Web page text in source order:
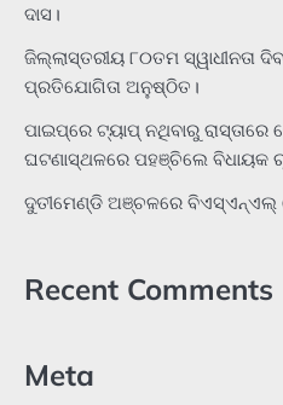
ଦାସ।
ଜିଲ୍ଲାସ୍ତରୀୟ ୮୦ତମ ସ୍ୱାଧୀନତା
ପ୍ରତିଯୋଗିତା ଅନୁଷ୍ଠିତ।
ପାଇପ୍‌ରେ ଟ୍ୟାପ୍‌ ନଥିବାରୁ
ଘଟଣାସ୍ଥଳରେ ପହଞ୍ଚିଲେ ବିଧାୟକ
ଦୁତୀମେଣ୍ଡି ଅଞ୍ଚଳରେ ବିଏସ୍‌ଏନ୍‌ଏଲ୍‌
Recent Comments
Meta